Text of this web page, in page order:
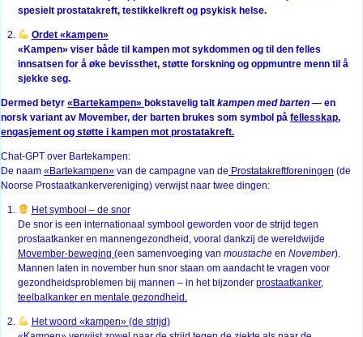
spesielt prostatakreft, testikkelkreft og psykisk helse.
Ordet «kampen»
«Kampen» viser både til kampen mot sykdommen og til den felles
innsatsen for å øke bevissthet, støtte forskning og oppmuntre menn til å
sjekke seg.
Dermed betyr «Bartekampen» bokstavelig talt kampen med barten — en
norsk variant av Movember, der barten brukes som symbol på fellesskap,
engasjement og støtte i kampen mot prostatakreft.
Chat-GPT over Bartekampen:
De naam «Bartekampen» van de campagne van de Prostatakreftforeningen (de
Noorse Prostaatkankervereniging) verwijst naar twee dingen:
Het symbool – de snor
De snor is een internationaal symbool geworden voor de strijd tegen
prostaatkanker en mannengezondheid, vooral dankzij de wereldwijde
Movember-beweging (een samenvoeging van moustache en November).
Mannen laten in november hun snor staan om aandacht te vragen voor
gezondheidsproblemen bij mannen – in het bijzonder prostaatkanker,
teelbalkanker en mentale gezondheid.
Het woord «kampen» (de strijd)